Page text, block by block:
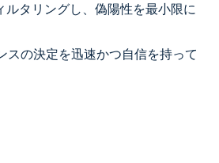
ルタリングし、偽陽性を最小限に
スの決定を迅速かつ自信を持って